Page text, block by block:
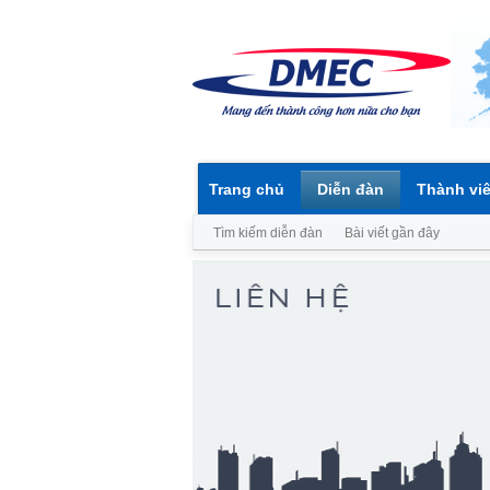
Trang chủ Diễn đàn
Tìm kiếm diễn đàn Bài viết gần đây
Thành